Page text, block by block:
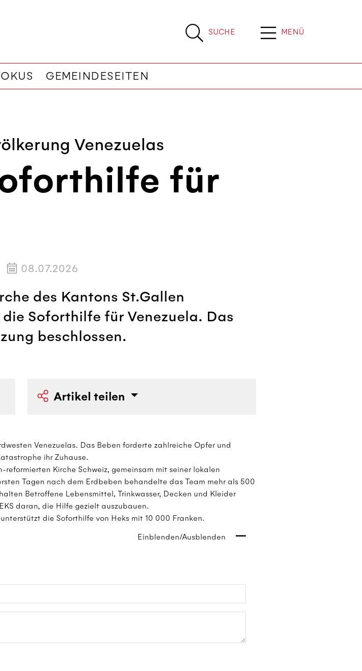
SUCHE MENÜ
GEMEINDESEITEN
Venezuelas
für
08.07.2026
des Kantons St.Gallen
Soforthilfe für Venezuela. Das
beschlossen.
Artikel teilen
Venezuelas. Das Beben forderte zahlreiche Opfer und
ihr Zuhause.
Kirche Schweiz, gemeinsam mit seiner lokalen
Tagen nach dem Erdbeben behandelte das Team mehr als 500
Betroffene Lebensmittel, Trinkwasser, Decken und Kleider
daran, die Hilfe gezielt auszubauen.
die Soforthilfe von Heks mit 10 000 Franken.
Einblenden/Ausblenden